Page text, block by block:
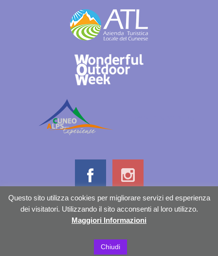
Informativa sulla privacy Credits
Questo sito utilizza cookies per migliorare servizi ed esperienza
dei visitatori. Utilizzando il sito acconsenti al loro utilizzo.
Maggiori Informazioni
Chiudi